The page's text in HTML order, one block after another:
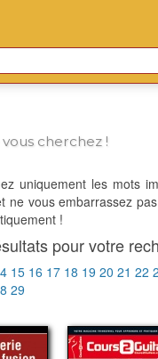
cherchez !
uniquement les mots
ne vous embarrassez
!
pour votre
15 16 17 18 19 20 21 22
29